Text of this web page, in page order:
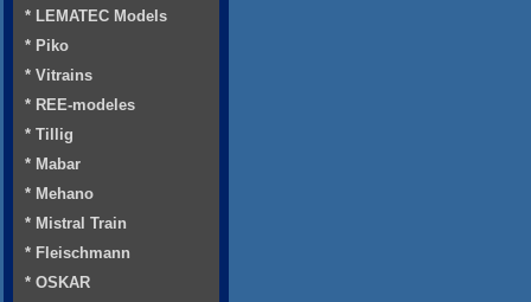
* LEMATEC Models
* Piko
* Vitrains
* REE-modeles
* Tillig
* Mabar
* Mehano
* Mistral Train
* Fleischmann
* OSKAR